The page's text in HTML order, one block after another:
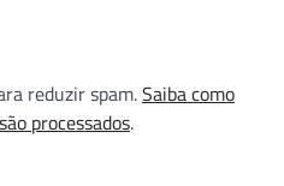
reduzir spam.Saiba como
processados.